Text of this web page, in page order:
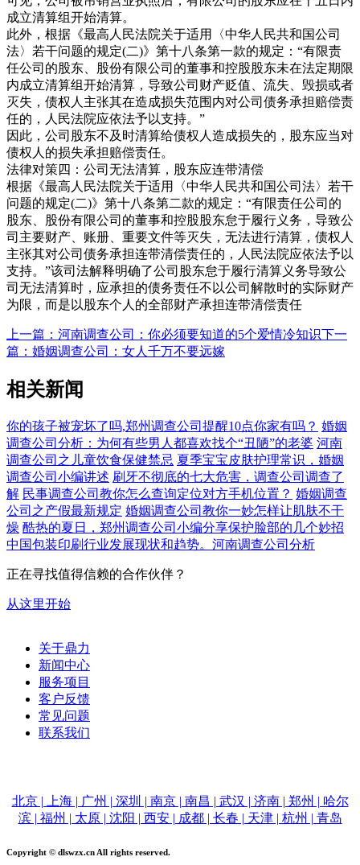
成立清算组开始清算。
此外，根据《最高人民法院关于适用〈中华人民共和国公司
法〉若干问题的规定(二)》第十八条第一款的规定：“有限责
任公司的股东、股份有限公司的董事和控股股东未在法定期限
内成立清算组开始清算，导致公司财产贬值、流失、毁损或者
灭失，债权人主张其在造成损失范围内对公司债务承担赔偿责
任的，人民法院应依法予以支持。”
因此，公司股东不及时清算给债权人造成损失的，股东应当对
债权人的损失承担赔偿责任。
法律对策四：公司无法清算，股东应连带清偿
根据《最高人民法院关于适用〈中华人民共和国公司法〉若干
问题的规定(二)》第十八条第二款的规定：“有限责任公司的
股东、股份有限公司的董事和控股股东怠于履行义务，导致公
司主要财产、账册、重要文件等灭失，无法进行清算，债权人
主张其对公司债务承担连带清偿责任的，人民法院应依法予以
支持。”该司法解释明确了公司股东怠于履行清算义务导致公
司无法清算时，应承担的债务责任不以公司解散时的实际财产
为限，而是以股东个人的全部财产承担连带清偿责任
上一篇：河南调查公司：你必须要知道的5个爱情冷知识下一
篇：婚姻调查公司：女人千万不要远嫁
相关新闻
你的孩子被宠坏了吗,郑州调查公司提醒10点你家有吗？ 婚姻
调查公司分析：为何有些男人都喜欢找个“丑陋”的老婆 河南
调查公司之儿童饮食保健禁忌 夏季宝宝皮肤护理常识，婚姻
调查公司小编讲述 刷牙不彻底的七大危害，调查公司调查了
解 民事调查公司教你怎么查询定位对方手机位置？ 婚姻调查
公司之产假最新规定 婚姻调查公司教你一妙怎样让肌肤不干
燥 酷热的夏日，郑州调查公司小编分享保护脸部的几个妙招
中国包装印刷行业发展现状和趋势。河南调查公司分析
正在寻找值得信赖的合作伙伴？
从这里开始
关于鼎力
新闻中心
服务项目
客户反馈
常见问题
联系我们
北京 | 上海 | 广州 | 深圳 | 南京 | 南昌 | 武汉 | 济南 | 郑州 | 哈尔
滨 | 福州 | 太原 | 沈阳 | 西安 | 成都 | 长春 | 天津 | 杭州 | 青岛
Copyright © dlswzx.cn All rights reserved.